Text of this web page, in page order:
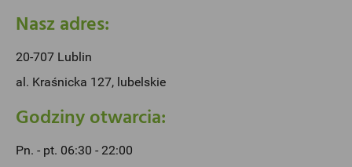
Nasz adres:
20-707 Lublin
al. Kraśnicka 127, lubelskie
Godziny otwarcia:
Pn. - pt. 06:30 - 22:00